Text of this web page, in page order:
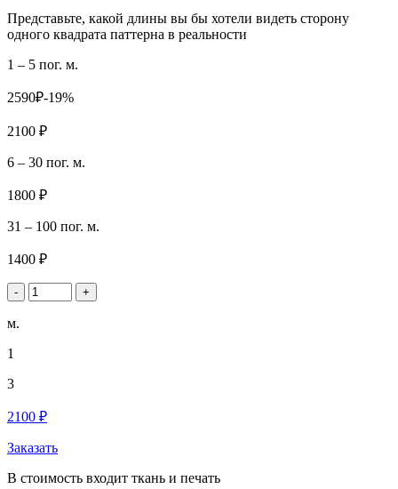
Представьте, какой длины вы бы хотели видеть сторону
одного квадрата паттерна в реальности
1 – 5 пог. м.
2590₽-19%
2100 ₽
6 – 30 пог. м.
1800 ₽
31 – 100 пог. м.
1400 ₽
- +
м.
1
3
2100 ₽
Заказать
В стоимость входит ткань и печать